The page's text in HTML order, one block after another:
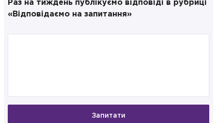
Раз на тиждень публікуємо відповіді в рубриці
«Відповідаємо на запитання»
Запитати